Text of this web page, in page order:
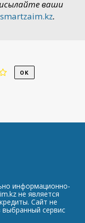
ваши
.
информационно-
не является
Сайт не
выбранный сервис